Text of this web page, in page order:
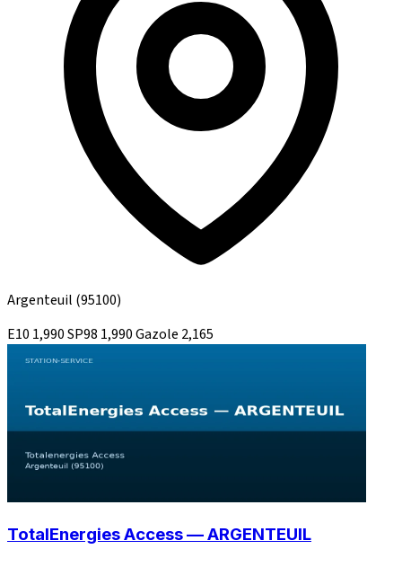
Argenteuil (95100)
E10 1,990SP98 1,990Gazole 2,165
TotalEnergies Access — ARGENTEUIL